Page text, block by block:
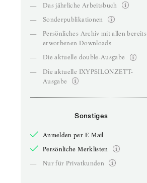
—
Das jährliche Arbeitsbuch
—
Sonderpublikationen
—
Persönliches Archiv mit allen bereits
erworbenen Downloads
—
Die aktuelle double-Ausgabe
—
Die aktuelle IXYPSILONZETT-
Ausgabe
Sonstiges
Anmelden per E-Mail
Persönliche Merklisten
—
Nur für Privatkunden